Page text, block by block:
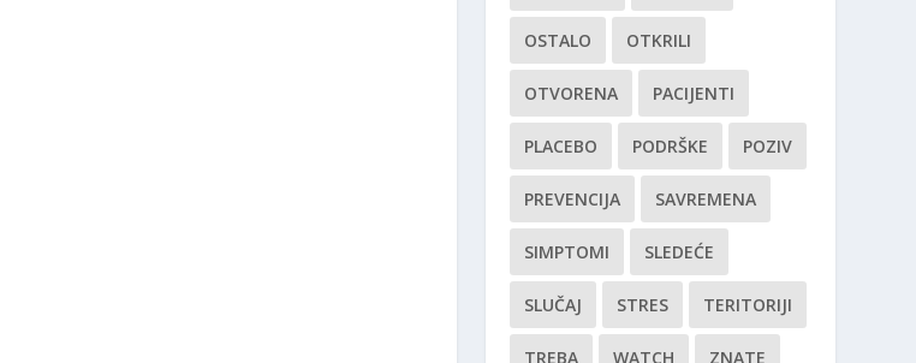
OSTALO OTKRILI
OTVORENA PACIJENTI
PLACEBO PODRŠKE POZIV
PREVENCIJA SAVREMENA
SIMPTOMI SLEDEĆE
SLUČAJ STRES TERITORIJI
TREBA WATCH ZNATE